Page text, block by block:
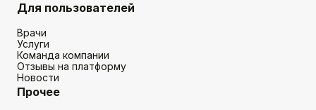
Для пользователей
Врачи
Услуги
Команда компании
Отзывы на платформу
Новости
Прочее